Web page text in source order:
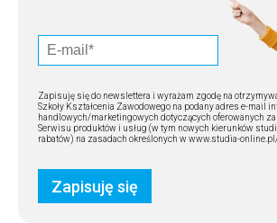
Zapisuję się do newslettera i wyrażam zgodę na
Szkoły Kształcenia Zawodowego na podany adres e-mail
handlowych/marketingowych dotyczących oferowanych
Serwisu produktów i usług (w tym nowych kierunków
rabatów) na zasadach określonych w www.studia-